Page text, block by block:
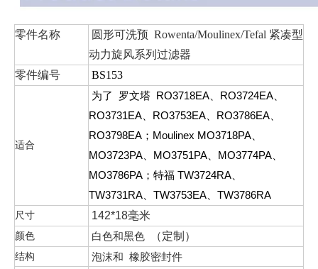
零件名称
圆形可洗预 Rowenta/Moulinex/Tefal 紧凑型
动力旋风系列过滤器
零件编号
BS153
适合
为了 罗文塔 RO3718EA、RO3724EA、
RO3731EA、RO3753EA、RO3786EA、
RO3798EA；Moulinex MO3718PA、
MO3723PA、MO3751PA、MO3774PA、
MO3786PA；特福 TW3724RA、
TW3731RA、TW3753EA、TW3786RA
尺寸 142*18毫米
颜色 白色和黑色 （定制）
结构 泡沫和 橡胶密封件